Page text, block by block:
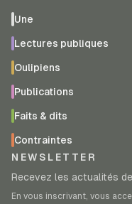
Une
Lectures publiques
Oulipiens
Publications
Faits & dits
Contraintes
NEWSLETTER
Recevez les actualités de
En vous inscrivant, vous